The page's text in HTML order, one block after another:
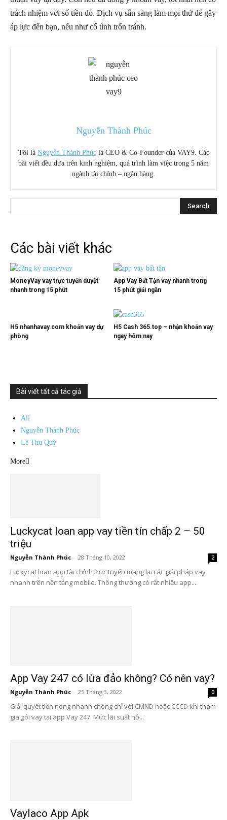
trách nhiệm với số tiền đó. Dịch vụ sẵn sàng làm mọi thứ để gây
áp lực đến bạn, nếu như cố tình trốn tránh.
Nguyễn Thành Phúc
Tôi là Nguyễn Thành Phúclà CEO & Co-Founder của VAY9. Các
bài viết đều dựa trên kinh nghiệm, quá trình làm việc trong 5 năm
ngành tài chính – ngân hàng.
Các bài viết khác
MoneyVay vay trực tuyến duyệt
nhanh trong 15 phút
App Vay Bất Tận vay nhanh trong
15 phút giải ngân
H5 nhanhavay.com khoản vay dự
phòng
H5 Cash 365.top – nhận khoản vay
ngay hôm nay
Bài viết tất cả tác giả
All
Nguyễn Thành Phúc
Lê Thu Quý
More
Luckycat loan app vay tiền tín chấp 2 – 50
triệu
Nguyễn Thành Phúc - 28 Tháng 10, 2022 2
Luckycat loan app tài chính trực tuyến mang lại các giải pháp vay
nhanh trên nền tảng mobile. Thông thường có rất nhiều app...
App Vay 247 có lừa đảo không? Có nên vay?
Nguyễn Thành Phúc - 25 Tháng 3, 2022 0
Giải quyết tiền nong nhanh chóng chỉ với CMND hoặc CCCD khi tham
gia gói vay tại app Vay 247. Mức lãi suất hỗ...
Vaylaco App Apk